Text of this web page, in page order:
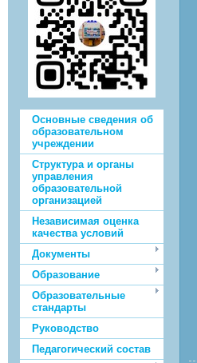
Основные сведения об
образовательном
учреждении
Структура и органы
управления
образовательной
организацией
Независимая оценка
качества условий
Документы
Образование
Образовательные
стандарты
Руководство
Педагогический состав